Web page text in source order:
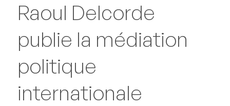
Raoul Delcorde
publie la médiation
politique
internationale